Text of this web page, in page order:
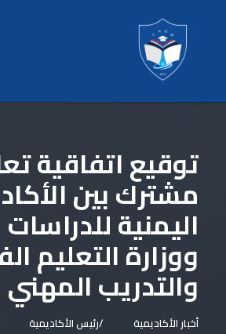
توقيع اتفاقية
مشترك بين
اليمنية للدراسات
ووزارة التعليم
والتدريب المهني
أخبار الأكاديمية رئيس الأكاديمية